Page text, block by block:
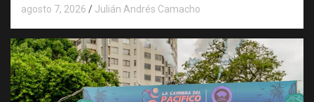
agosto 7, 2026 Julián Andrés Camacho